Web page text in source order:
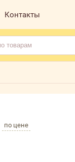
Контакты
по цене